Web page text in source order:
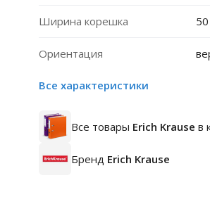
Ширина корешка
Ориентация
Все характеристики
Все товары Erich Krause в
Бренд Erich Krause